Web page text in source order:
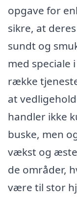
opgave for
sikre, at
sundt og
med speciale
række
at
handler ikke
buske, men
vækst og
de områder,
være til stor